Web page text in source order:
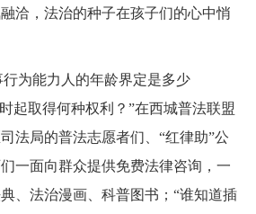
洽，法治的种子在孩子们的心中悄
为能力人的年龄界定是多少
起取得何种权利？”在西城普法联盟
法局的普法志愿者们、“红律助”公
一面向群众提供免费法律咨询，一
、法治漫画、科普图书；“谁知道插